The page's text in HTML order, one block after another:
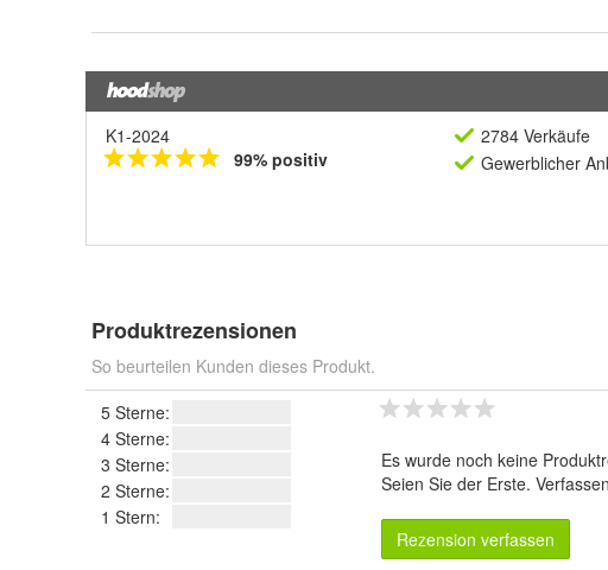
K1-2024
99% positiv
2784 Verkäufe
Gewerblicher
Produktrezensionen
So beurteilen Kunden dieses Produkt.
5 Sterne:
4 Sterne:
3 Sterne:
2 Sterne:
1 Stern:
Es wurde noch keine
Seien Sie der Erste.
Rezension verfassen